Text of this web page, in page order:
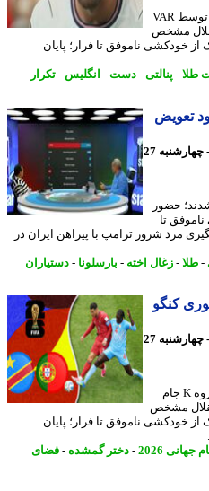
تکرار پنالتی از دست رفته برای انگلیس توسط VAR
مشخص
ناموفق تا فرار؛ پایان
-پنالتی-دست-انگلیس-تکرار
52 روز پیش - چهارشنبه 27
حضور
تا
شرور ترامپ با پیراهن ایران در
-زغال اخته -بارسلونا-دستیاران
کنگو
52 روز پیش - چهارشنبه 27
جمهوری کنگو در چارچوب رقابت های گروه K جام
مشخص
ناموفق تا فرار؛ پایان
2026
-دختر گمشده-فضای